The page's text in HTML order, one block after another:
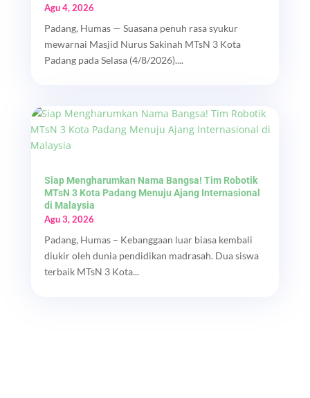
Agu 4, 2026
Padang, Humas — Suasana penuh rasa syukur
mewarnai Masjid Nurus Sakinah MTsN 3 Kota
Padang pada Selasa (4/8/2026)....
Siap Mengharumkan Nama Bangsa! Tim Robotik
MTsN 3 Kota Padang Menuju Ajang Internasional
di Malaysia
Agu 3, 2026
Padang, Humas – Kebanggaan luar biasa kembali
diukir oleh dunia pendidikan madrasah. Dua siswa
terbaik MTsN 3 Kota...